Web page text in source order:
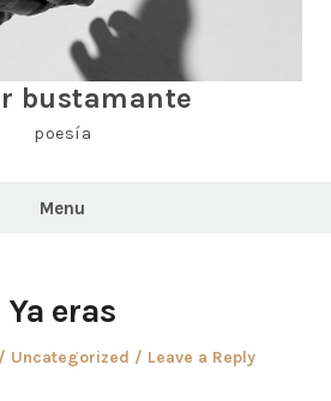
bustamante
poesía
Menu
Ya eras
Posted
Uncategorized Leave a Reply